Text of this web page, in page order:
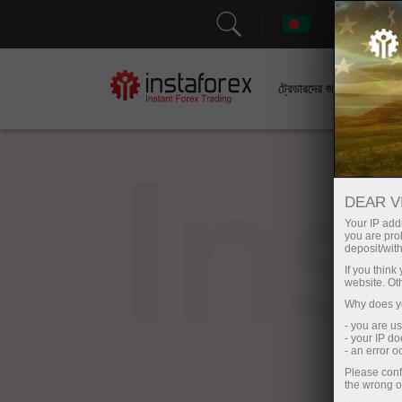
ট্রেডারদের জন্য
DEAR
Your IP
you are
deposit/
If you
website.
Why does
- you are
- your IP
- an error
Please
the wrong